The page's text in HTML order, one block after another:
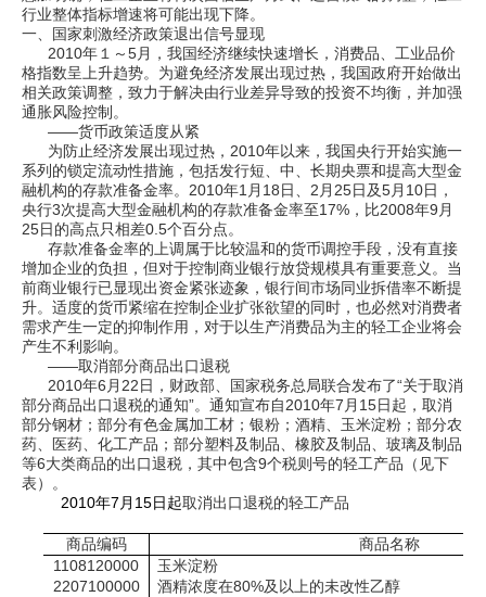
行业整体指标增速将可能出现下降。
一、国家刺激经济政策退出信号显现
2010年１～5月，我国经济继续快速增长，消费品、工业品价
格指数呈上升趋势。为避免经济发展出现过热，我国政府开始做出
相关政策调整，致力于解决由行业差异导致的投资不均衡，并加强
通胀风险控制。
——货币政策适度从紧
为防止经济发展出现过热，2010年以来，我国央行开始实施一
系列的锁定流动性措施，包括发行短、中、长期央票和提高大型金
融机构的存款准备金率。2010年1月18日、2月25日及5月10日，
央行3次提高大型金融机构的存款准备金率至17%，比2008年9月
25日的高点只相差0.5个百分点。
存款准备金率的上调属于比较温和的货币调控手段，没有直接
增加企业的负担，但对于控制商业银行放贷规模具有重要意义。当
前商业银行已显现出资金紧张迹象，银行间市场同业拆借率不断提
升。适度的货币紧缩在控制企业扩张欲望的同时，也必然对消费者
需求产生一定的抑制作用，对于以生产消费品为主的轻工企业将会
产生不利影响。
——取消部分商品出口退税
2010年6月22日，财政部、国家税务总局联合发布了“关于取消
部分商品出口退税的通知”。通知宣布自2010年7月15日起，取消
部分钢材；部分有色金属加工材；银粉；酒精、玉米淀粉；部分农
药、医药、化工产品；部分塑料及制品、橡胶及制品、玻璃及制品
等6大类商品的出口退税，其中包含9个税则号的轻工产品（见下
表）。
2010年7 月 15日起取消出口退税的轻工产品
商品编码
商品名称
1108120000
玉米淀粉
2207100000
酒精浓度在80%及以上的未改性乙醇